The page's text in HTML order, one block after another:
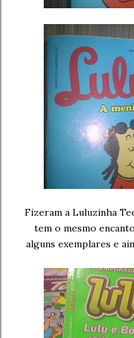
Fizeram a Luluzinha
tem o mesmo
alguns exemplares e